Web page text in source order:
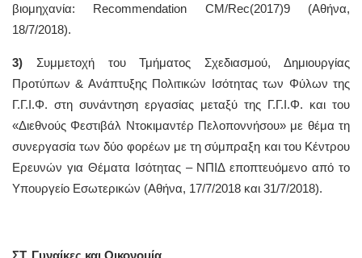
βιομηχανία: Recommendation CM/Rec(2017)9 (Αθήνα,
18/7/2018).
3) Συμμετοχή του Τμήματος Σχεδιασμού, Δημιουργίας
Προτύπων & Ανάπτυξης Πολιτικών Ισότητας των Φύλων της
Γ.Γ.Ι.Φ. στη συνάντηση εργασίας μεταξύ της Γ.Γ.Ι.Φ. και του
«Διεθνούς Φεστιβάλ Ντοκιμαντέρ Πελοποννήσου» με θέμα τη
συνεργασία των δύο φορέων με τη σύμπραξη και του Κέντρου
Ερευνών για Θέματα Ισότητας – ΝΠΙΔ εποπτευόμενο από το
Υπουργείο Εσωτερικών (Αθήνα, 17/7/2018 και 31/7/2018).
ΣΤ. Γυναίκες και Οικονομία